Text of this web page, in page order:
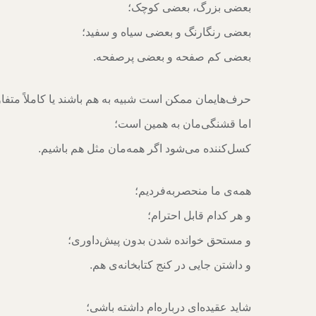
بعضی بزرگ، بعضی کوچک؛
بعضی رنگارنگ و بعضی سیاه و سفید؛
بعضی کم صفحه و بعضی پرصفحه.
حرف‌هایمان ممکن است شبیه به هم باشند یا کاملاً
اما قشنگی‌مان به همین است؛
کسل‌کننده می‌شود اگر همه‌مان مثل هم باشیم.
همه‌‌ی ما منحصربه‌فردیم؛
و هر کدام قابل احترام؛
و مستحق خوانده شدن بدون پیش‌داوری؛
و داشتن جایی در کنج کتابخانه‌ی هم.
شاید عقیده‌ای درباره‌ام داشته باشی؛